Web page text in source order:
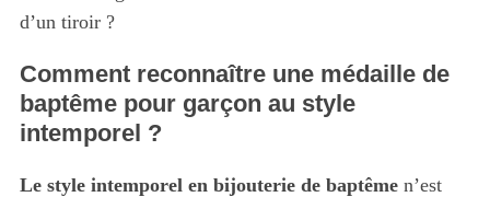
d’un tiroir ?
Comment reconnaître une médaille de
baptême pour garçon au style
intemporel ?
Le style intemporel en bijouterie de baptêmen’est